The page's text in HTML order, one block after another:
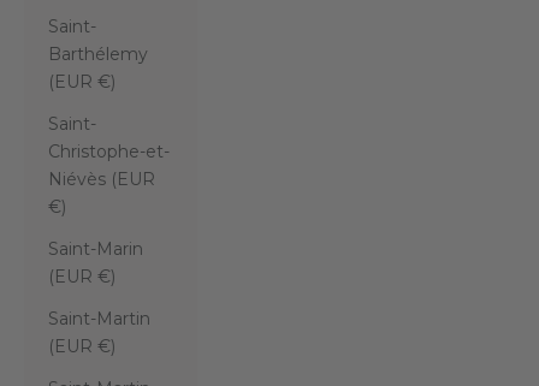
Saint-
Barthélemy
(EUR €)
Saint-
Christophe-et-
Niévès (EUR
€)
Saint-Marin
(EUR €)
Saint-Martin
(EUR €)